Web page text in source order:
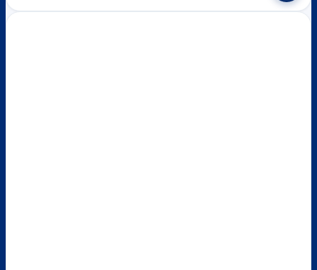
฿1,520.
฿1,400.